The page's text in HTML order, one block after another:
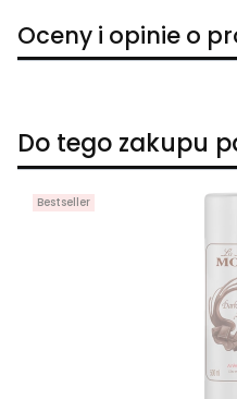
Oceny i opinie o
Do tego zakupu
Bestseller